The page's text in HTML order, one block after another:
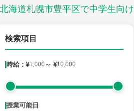
北海道札幌市豊平区で中学生向
検索項目
時給：¥1,000～ ¥10,000
授業可能日